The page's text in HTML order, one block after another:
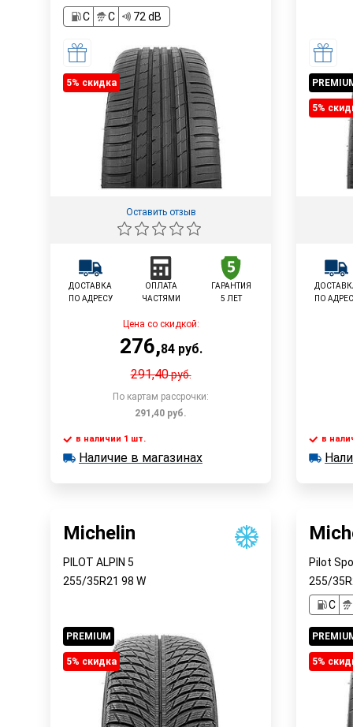
C
C 72 dB
5% cкидка
Оставить отзыв
ДОСТАВКА
ПО АДРЕСУ
ОПЛАТА
ЧАСТЯМИ
ГАРАНТИЯ
5 ЛЕТ
Цена со скидкой:
276,84руб.
291,40руб.
По картам рассрочки:
291,40 руб.
В корзину
в наличии 1 шт.
в наличии 1 шт.
Наличие в магазинах
5%
ПО
в
в
Michelin
PILOT ALPIN 5
255/35R21 98 W
PREMIUM
5% cкидка
Pilot
255/
C
5%